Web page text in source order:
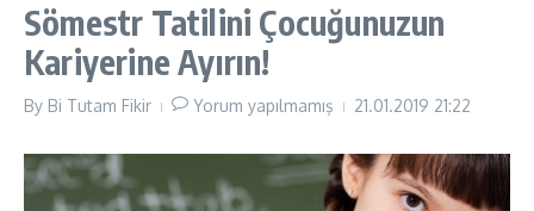
Sömestr Tatilini Çocuğunuzun
Kariyerine Ayırın!
By Bi Tutam Fikir Yorum yapılmamış 21.01.2019 21:22